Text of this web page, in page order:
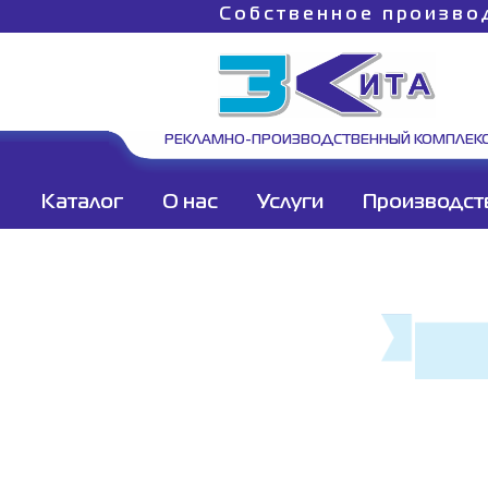
Собственное
РЕКЛАМНО-ПРОИЗВОДСТВЕННЫЙ
Каталог О нас Услуги